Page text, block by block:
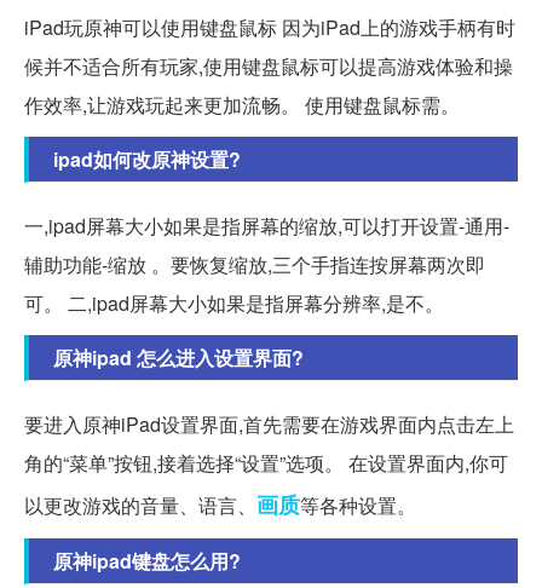
iPad玩原神可以使用键盘鼠标 因为iPad上的游戏手柄有时
候并不适合所有玩家,使用键盘鼠标可以提高游戏体验和操
作效率,让游戏玩起来更加流畅。 使用键盘鼠标需。
ipad如何改原神设置?
一,ipad屏幕大小如果是指屏幕的缩放,可以打开设置-通用-
辅助功能-缩放 。要恢复缩放,三个手指连按屏幕两次即
可。 二,ipad屏幕大小如果是指屏幕分辨率,是不。
原神ipad 怎么进入设置界面?
要进入原神iPad设置界面,首先需要在游戏界面内点击左上
角的“菜单”按钮,接着选择“设置”选项。 在设置界面内,你可
以更改游戏的音量、语言、 画质等各种设置。
原神ipad键盘怎么用?